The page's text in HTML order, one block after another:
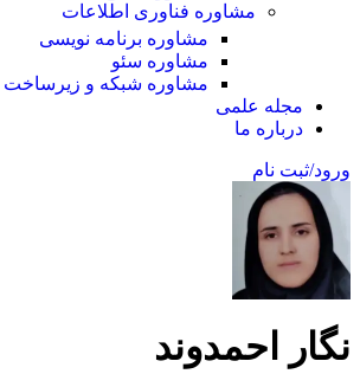
مشاوره فناوری اطلاعات
مشاوره برنامه نویسی
مشاوره سئو
مشاوره شبکه و زیرساخت
مجله علمی
درباره ما
ورود/ثبت نام
نگار احمدوند